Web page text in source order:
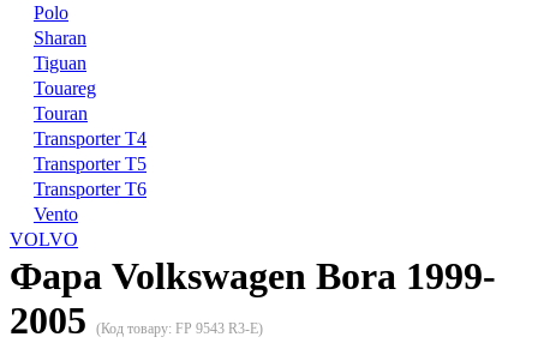
Polo
Sharan
Tiguan
Touareg
Touran
Transporter T4
Transporter T5
Transporter T6
Vento
VOLVO
Фара Volkswagen Bora 1999-
2005
(Код товару: FP 9543 R3-E)